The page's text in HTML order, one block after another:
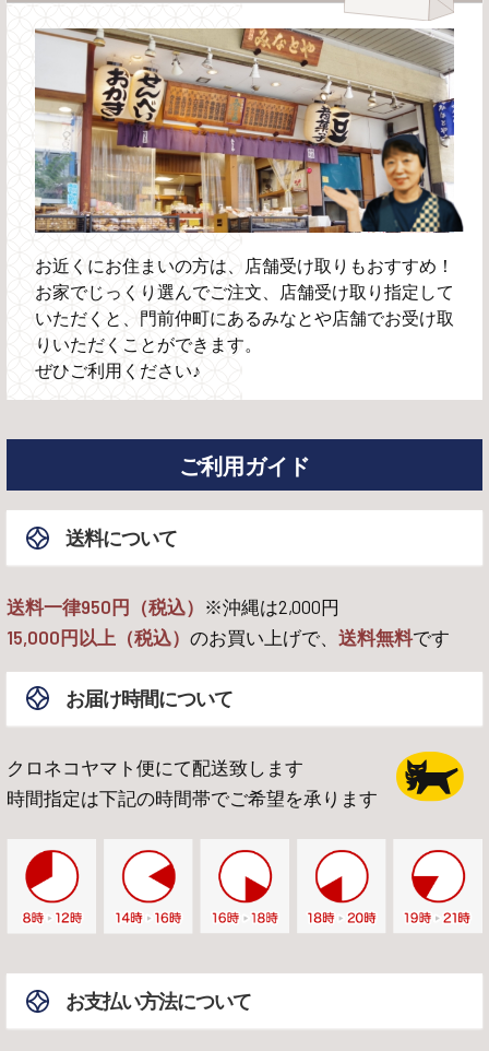
お近くにお住まいの方は、店舗受け取りもおすすめ！
お家でじっくり選んでご注文、店舗受け取り指定して
いただくと、門前仲町にあるみなとや店舗でお受け取
りいただくことができます。
ぜひご利用ください♪
ご利用ガイド
送料について
送料一律950円（税込） ※沖縄は2,000円
15,000円以上（税込） のお買い上げで、 送料無料です
お届け時間について
クロネコヤマト便にて配送致します
時間指定は下記の時間帯でご希望を承ります
お支払い方法について